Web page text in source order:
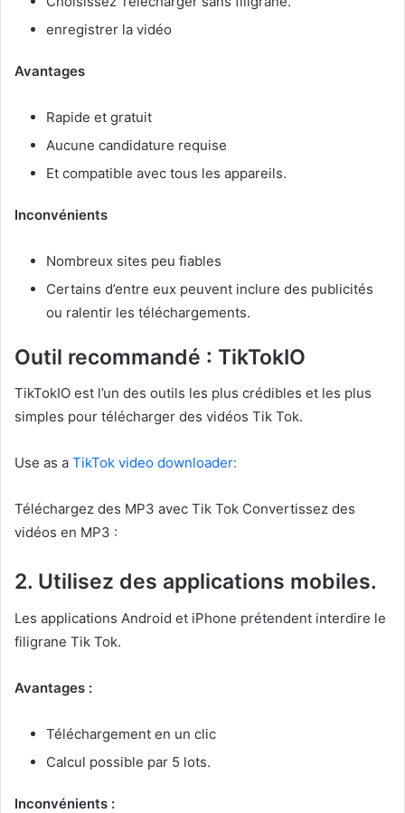
enregistrer la vidéo
Avantages
Rapide et gratuit
Aucune candidature requise
Et compatible avec tous les appareils.
Inconvénients
Nombreux sites peu fiables
Certains d’entre eux peuvent inclure des publicités
ou ralentir les téléchargements.
Outil recommandé : TikTokIO
TikTokIO est l’un des outils les plus crédibles et les plus
simples pour télécharger des vidéos Tik Tok.
Use as a TikTok video downloader:
Téléchargez des MP3 avec Tik Tok Convertissez des
vidéos en MP3 :
2. Utilisez des applications mobiles.
Les applications Android et iPhone prétendent interdire le
filigrane Tik Tok.
Avantages :
Téléchargement en un clic
Calcul possible par 5 lots.
Inconvénients :